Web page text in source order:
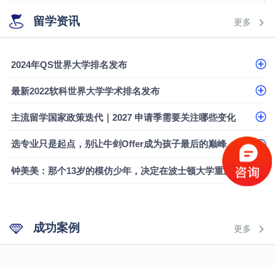
硕士录取
数学背景的他，靠“供应链”故事敲开哥大、宾大之门
专科逆袭伦敦大学学院UCL录取案例解析
留学资讯 更多
2024年QS世界大学排名发布
最新2022软科世界大学学术排名发布
主流留学国家政策迭代｜2027 申请季需要关注哪些变化
选专业只是起点，别让牛剑Offer成为孩子最后的巅峰
钟美美：那个13岁的模仿少年，决定在波士顿大学重新定义自己
成功案例 更多